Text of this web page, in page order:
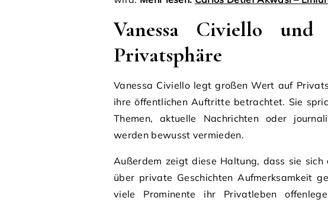
Vanessa Civiello
Privatsphäre
Vanessa Civiello legt großen Wert auf
ihre öffentlichen Auftritte betrachtet. Sie
Themen, aktuelle Nachrichten oder
werden bewusst vermieden.
Außerdem zeigt diese Haltung, dass sie
über private Geschichten Aufmerksamkeit
viele Prominente ihr Privatleben